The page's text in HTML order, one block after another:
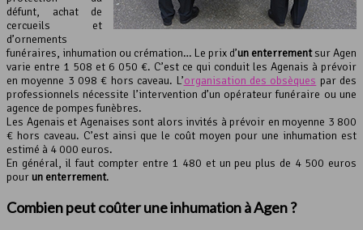
défunt, achat de
cercueils et
d’ornements
funéraires, inhumation ou crémation… Le prix d’un enterrementsur Agen
varie entre 1 508 et 6 050 €. C’est ce qui conduit les Agenais à prévoir
en moyenne 3 098 € hors caveau. L’organisation des obsèques par des
professionnels nécessite l’intervention d’un opérateur funéraire ou une
agence de pompes funèbres.
Les Agenais et Agenaises sont alors invités à prévoir en moyenne 3 800
€ hors caveau. C’est ainsi que le coût moyen pour une inhumation est
estimé à 4 000 euros.
En général, il faut compter entre 1 480 et un peu plus de 4 500 euros
pourun enterrement.
Combien peut coûter une inhumation à Agen ?